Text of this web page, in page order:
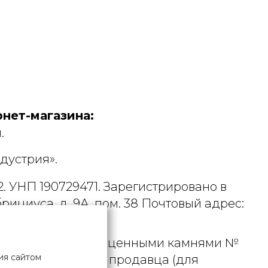
магазина:
190729471. Зарегистрировано в
д. 9А, пом. 38 Почтовый адрес:
и драгоценными камнями №
телефона продавца (для
сайтом